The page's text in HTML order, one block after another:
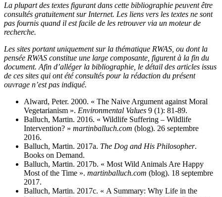
La plupart des textes figurant dans cette bibliographie peuvent être
consultés gratuitement sur Internet. Les liens vers les textes ne sont
pas fournis quand il est facile de les retrouver via un moteur de
recherche.
Les sites portant uniquement sur la thématique RWAS, ou dont la
pensée RWAS constitue une large composante, figurent à la fin du
document. Afin d’alléger la bibliographie, le détail des articles issus
de ces sites qui ont été consultés pour la rédaction du présent
ouvrage n’est pas indiqué.
Alward, Peter. 2000. « The Naive Argument against Moral
Vegetarianism ». Environmental Values 9 (1): 81‑89.
Balluch, Martin. 2016. « Wildlife Suffering – Wildlife
Intervention? » martinballuch.com (blog). 26 septembre
2016.
Balluch, Martin. 2017a. The Dog and His Philosopher.
Books on Demand.
Balluch, Martin. 2017b. « Most Wild Animals Are Happy
Most of the Time ». martinballuch.com (blog). 18 septembre
2017.
Balluch, Martin. 2017c. « A Summary: Why Life in the